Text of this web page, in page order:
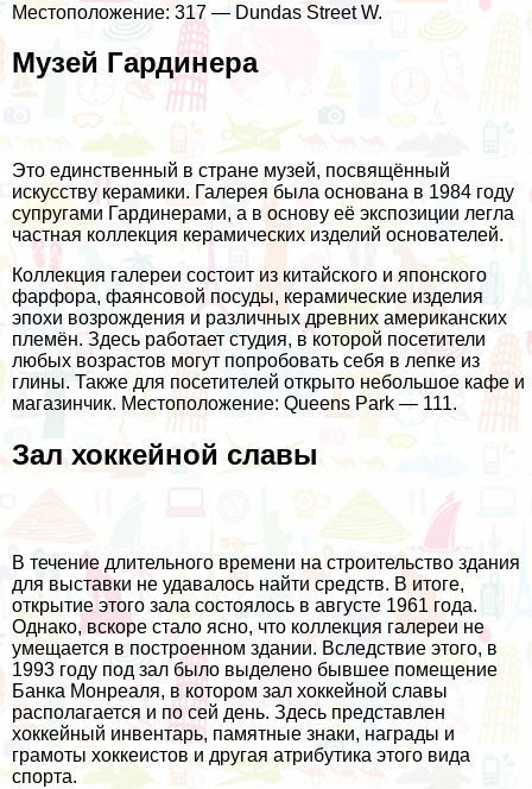
Местоположение: 317 — Dundas Street W.
Музей Гардинера
Это единственный в стране музей, посвящённый
искусству керамики. Галерея была основана в 1984 году
супругами Гардинерами, а в основу её экспозиции легла
частная коллекция керамических изделий основателей.
Коллекция галереи состоит из китайского и японского
фарфора, фаянсовой посуды, керамические изделия
эпохи возрождения и различных древних американских
племён. Здесь работает студия, в которой посетители
любых возрастов могут попробовать себя в лепке из
глины. Также для посетителей открыто небольшое кафе и
магазинчик. Местоположение: Queens Park — 111.
Зал хоккейной славы
В течение длительного времени на строительство здания
для выставки не удавалось найти средств. В итоге,
открытие этого зала состоялось в августе 1961 года.
Однако, вскоре стало ясно, что коллекция галереи не
умещается в построенном здании. Вследствие этого, в
1993 году под зал было выделено бывшее помещение
Банка Монреаля, в котором зал хоккейной славы
располагается и по сей день. Здесь представлен
хоккейный инвентарь, памятные знаки, награды и
грамоты хоккеистов и другая атрибутика этого вида
спорта.